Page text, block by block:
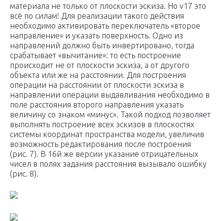
материала не только от плоскости эскиза. Но v17 это
всё по силам! Для реализации такого действия
необходимо активировать переключатель «второе
направление» и указать поверхность. Одно из
направлений должно быть инвертировано, тогда
срабатывает «вычитание»: то есть построение
происходит не от плоскости эскиза, а от другого
объекта или же на расстоянии. Для построения
операции на расстоянии от плоскости эскиза в
направлении операции выдавливания необходимо в
поле расстояния второго направления указать
величину со знаком «минус». Такой подход позволяет
выполнять построение всех эскизов в плоскостях
системы координат пространства модели, увеличив
возможность редактирования после построения
(рис. 7). В 16­й же версии указание отрицательных
чисел в полях задания расстояния вызывало ошибку
(рис. 8).